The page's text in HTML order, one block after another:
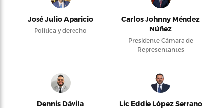
José Julio Aparicio
Política y derecho
Carlos Johnny Méndez
Núñez
Presidente Cámara de
Representantes
Dennis Dávila Lic Eddie López Serrano